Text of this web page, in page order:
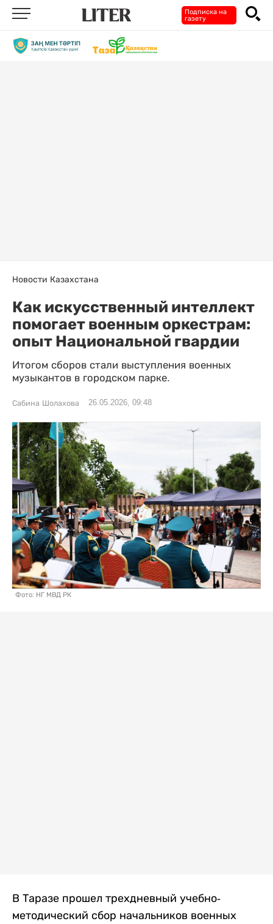
Подписка на
газету
Новости Казахстана
Как искусственный интеллект
помогает военным оркестрам:
опыт Национальной гвардии
Итогом сборов стали выступления военных
музыкантов в городском парке.
Сабина Шолахова 26.05.2026, 09:48
Фото: НГ МВД РК
В Таразе прошел трехдневный учебно-
методический сбор начальников военных